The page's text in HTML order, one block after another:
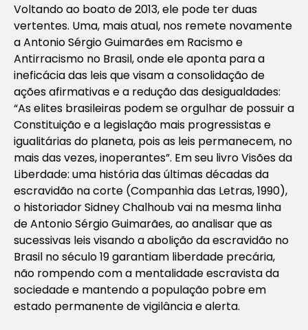
Voltando ao boato de 2013, ele pode ter duas
vertentes. Uma, mais atual, nos remete novamente
a Antonio Sérgio Guimarães em Racismo e
Antirracismo no Brasil, onde ele aponta para a
ineficácia das leis que visam a consolidação de
ações afirmativas e a redução das desigualdades:
“As elites brasileiras podem se orgulhar de possuir a
Constituição e a legislação mais progressistas e
igualitárias do planeta, pois as leis permanecem, no
mais das vezes, inoperantes”. Em seu livro Visões da
Liberdade: uma história das últimas décadas da
escravidão na corte (Companhia das Letras, 1990),
o historiador Sidney Chalhoub vai na mesma linha
de Antonio Sérgio Guimarães, ao analisar que as
sucessivas leis visando a abolição da escravidão no
Brasil no século 19 garantiam liberdade precária,
não rompendo com a mentalidade escravista da
sociedade e mantendo a população pobre em
estado permanente de vigilância e alerta.